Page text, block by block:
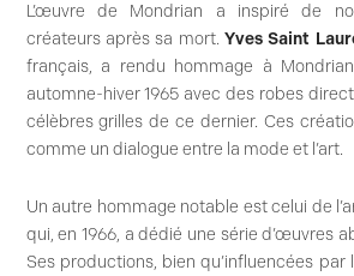
L’œuvre de Mondrian a inspiré de
créateurs après sa mort. Yves Saint
français, a rendu hommage à
automne-hiver 1965 avec des robes
célèbres grilles de ce dernier. Ces
comme un dialogue entre la mode et l’art.
Un autre hommage notable est celui de
qui, en 1966, a dédié une série d’œuvres
Ses productions, bien qu’influencées par